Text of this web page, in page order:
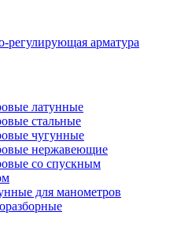
регулирующая арматура
латунные
стальные
чугунные
нержавеющие
со спускным
для манометров